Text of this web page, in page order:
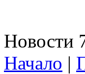
Новости
Начало |